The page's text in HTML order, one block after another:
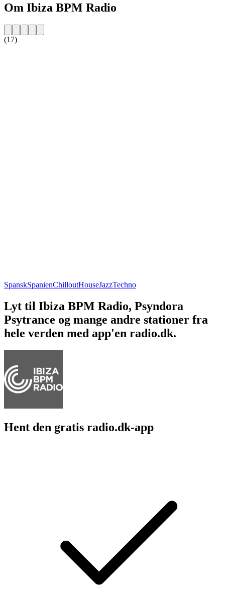
Om Ibiza BPM Radio
(17)
SpanskSpanienChilloutHouseJazzTechno
Lyt til Ibiza BPM Radio, Psyndora
Psytrance og mange andre stationer fra
hele verden med app'en radio.dk.
Hent den gratis radio.dk-app